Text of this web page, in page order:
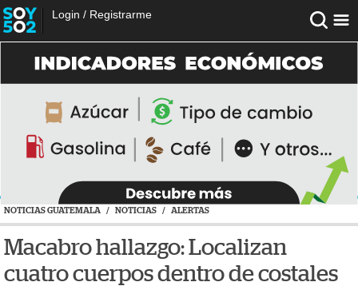
Login / Registrarme
NOTICIAS GUATEMALA / NOTICIAS / ALERTAS
Macabro hallazgo: Localizan
cuatro cuerpos dentro de costales